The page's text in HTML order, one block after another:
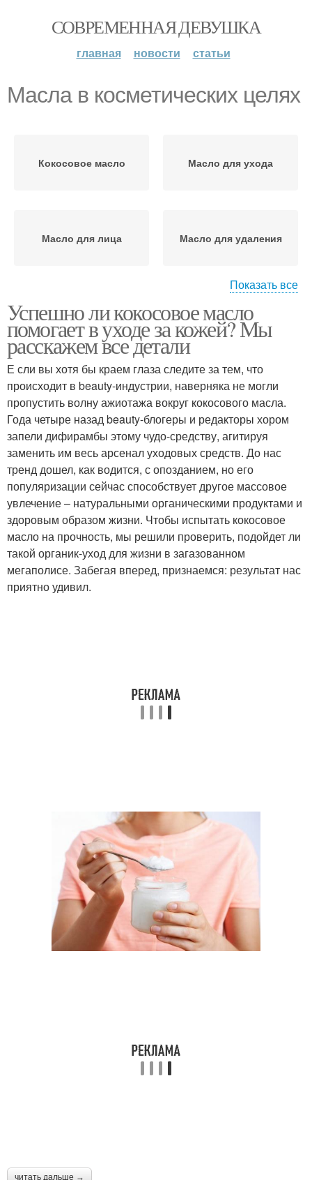
СОВРЕМЕННАЯ ДЕВУШКА
главная новости статьи
Масла в косметических целях
Кокосовое масло Масло для ухода
Масло для лица Масло для удаления
Масла на коже Масло на кожу
Показать все
Успешно ли кокосовое масло
помогает в уходе за кожей? Мы
расскажем все детали
Е сли вы хотя бы краем глаза следите за тем, что
происходит в beauty-индустрии, наверняка не могли
пропустить волну ажиотажа вокруг кокосового масла.
Года четыре назад beauty-блогеры и редакторы хором
запели дифирамбы этому чудо-средству, агитируя
заменить им весь арсенал уходовых средств. До нас
тренд дошел, как водится, с опозданием, но его
популяризации сейчас способствует другое массовое
увлечение – натуральными органическими продуктами и
здоровым образом жизни. Чтобы испытать кокосовое
масло на прочность, мы решили проверить, подойдет ли
такой органик-уход для жизни в загазованном
мегаполисе. Забегая вперед, признаемся: результат нас
приятно удивил.
читать дальше →